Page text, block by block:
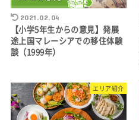
2021.02.04
【小学5年生からの意見】発展
途上国マレーシアでの移住体験
談（1999年）
エリア紹介